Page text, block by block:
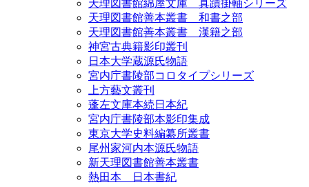
天理図書館綿屋文庫 真蹟掛軸シリーズ
天理図書館善本叢書 和書之部
天理図書館善本叢書 漢籍之部
神宮古典籍影印叢刊
日本大学蔵源氏物語
宮内庁書陵部コロタイプシリーズ
上方藝文叢刊
蓬左文庫本続日本紀
宮内庁書陵部本影印集成
東京大学史料編纂所叢書
尾州家河内本源氏物語
新天理図書館善本叢書
熱田本 日本書紀